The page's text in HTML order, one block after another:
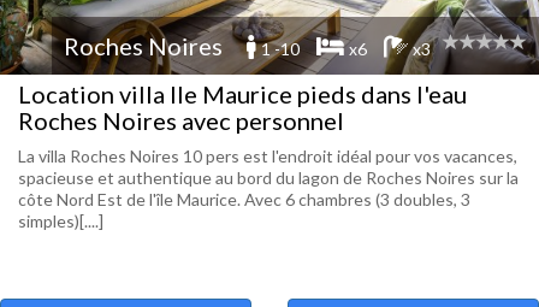
Roches Noires 1 -10 x6 x3
Location villa Ile Maurice pieds dans l'eau
Roches Noires avec personnel
La villa Roches Noires 10 pers est l'endroit idéal pour vos vacances,
spacieuse et authentique au bord du lagon de Roches Noires sur la
côte Nord Est de l'île Maurice. Avec 6 chambres (3 doubles, 3
simples)[....]